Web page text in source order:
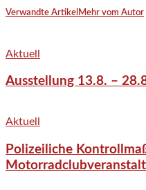
Verwandte Artikel Mehr vom Autor
Aktuell
Ausstellung 13.8. –
Aktuell
Polizeiliche